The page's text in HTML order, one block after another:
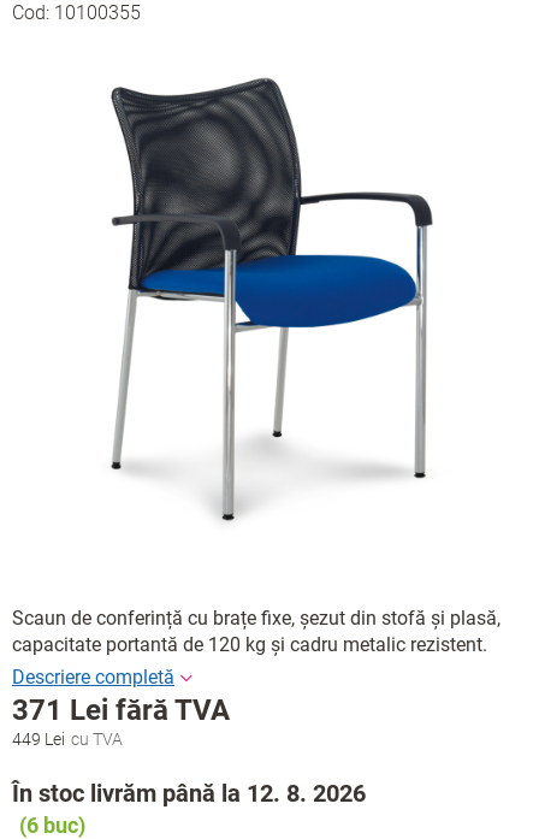
Cod: 10100355
Scaun de conferință cu brațe fixe, șezut din stofă și plasă,
capacitate portantă de 120 kg și cadru metalic rezistent.
449 Lei
371 Lei fără TVA
Evaluare
În stoc livrăm până la 12. 8. 2026
(6 buc)